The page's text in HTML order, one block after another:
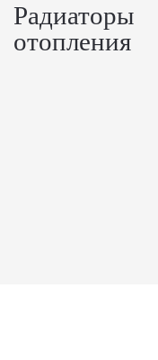
Радиаторы
отопления